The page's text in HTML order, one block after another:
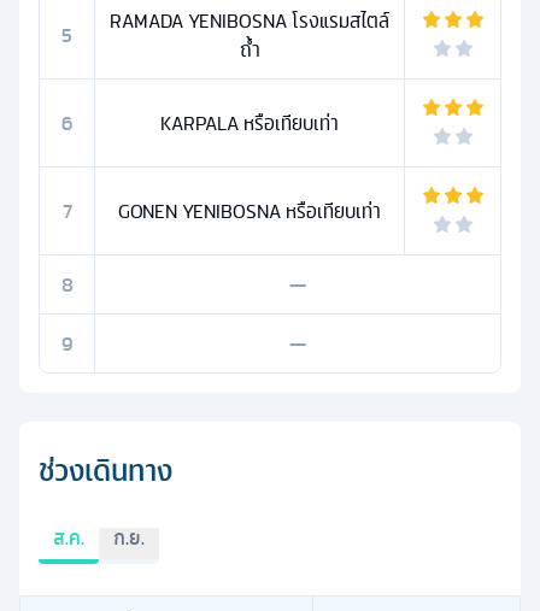
5
RAMADA YENIBOSNA โรงแรมสไตล์
ถ้ำ
6 KARPALA หรือเทียบเท่า
7 GONEN YENIBOSNA หรือเทียบเท่า
8
—
9
—
ช่วงเดินทาง
ส.ค. ก.ย.